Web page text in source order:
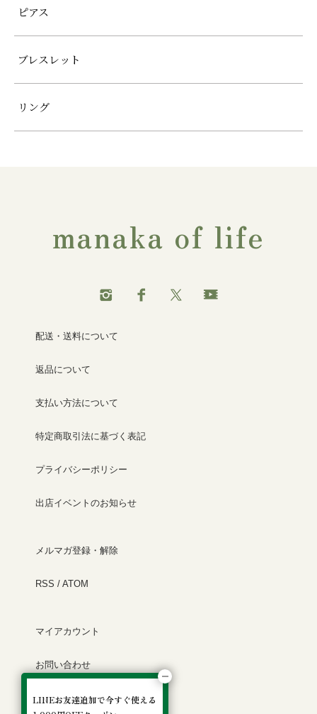
ピアス
ブレスレット
リング
manaka of life
配送・送料について
返品について
支払い方法について
特定商取引法に基づく表記
プライバシーポリシー
出店イベントのお知らせ
メルマガ登録・解除
RSS / ATOM
マイアカウント
お問い合わせ
manak of life について
LINEお友達追加で今すぐ使える